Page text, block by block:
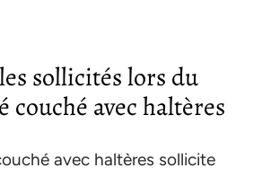
sollicités lors du
couché avec haltères
avec haltères sollicite